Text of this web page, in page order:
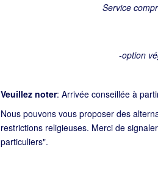
Service
-option
Veuillez noter: Arrivée conseillée à
Nous pouvons vous proposer des
restrictions religieuses. Merci de
particuliers".